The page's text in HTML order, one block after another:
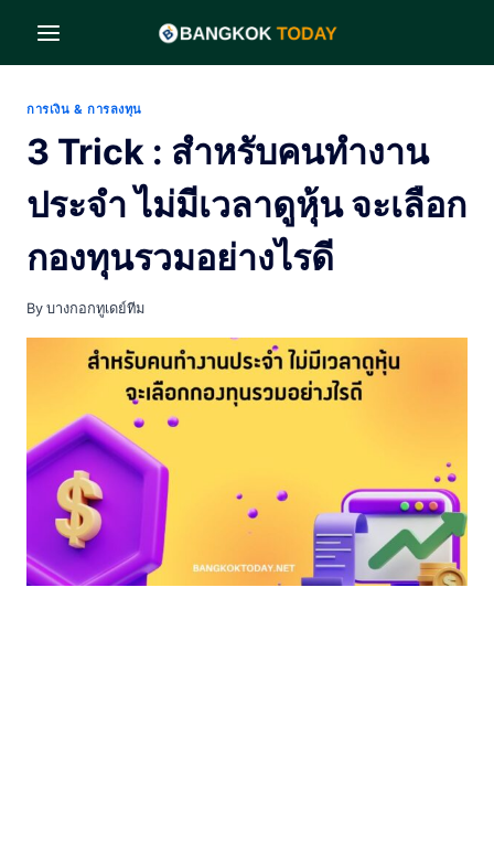
content
การเงิน & การลงทุน
3 Trick : สำหรับคนทำงาน
ประจำ ไม่มีเวลาดูหุ้น จะเลือก
กองทุนรวมอย่างไรดี
By บางกอกทูเดย์ทีม